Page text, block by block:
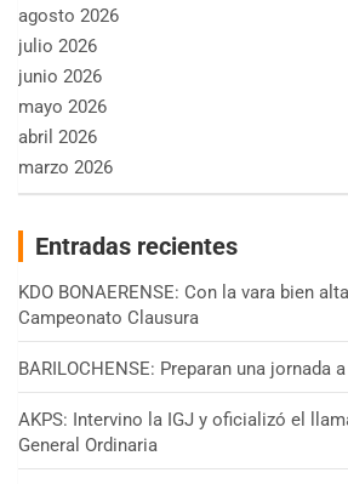
agosto 2026
julio 2026
junio 2026
mayo 2026
abril 2026
marzo 2026
Entradas recientes
KDO BONAERENSE: Con la vara bien
Campeonato Clausura
BARILOCHENSE: Preparan una jornada
AKPS: Intervino la IGJ y oficializó el
General Ordinaria